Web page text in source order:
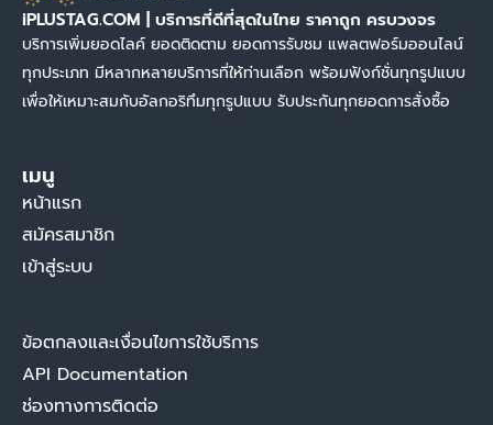
iPLUSTAG.COM | บริการที่ดีที่สุดในไทย ราคาถูก ครบวงจร
บริการเพิ่มยอดไลค์ ยอดติดตาม ยอดการรับชม แพลตฟอร์มออนไลน์
ทุกประเภท มีหลากหลายบริการที่ให้ท่านเลือก พร้อมฟังก์ชั่นทุกรูปแบบ
เพื่อให้เหมาะสมกับอัลกอริทึมทุกรูปแบบ รับประกันทุกยอดการสั่งซื้อ
เมนู
หน้าแรก
สมัครสมาชิก
เข้าสู่ระบบ
ข้อตกลงและเงื่อนไขการใช้บริการ
API Documentation
ช่องทางการติดต่อ